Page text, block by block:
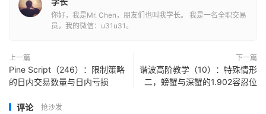
你好，我是Mr. Chen，朋友们也叫我学长。 我是一名全职交易
员，我的微信：u31u31。
上一篇
Pine Script（246）：限制策略
的日内交易数量与日内亏损
下一篇
谐波高阶教学（10）：特殊情形
二，螃蟹与深蟹的1.902容忍位
评论 抢沙发